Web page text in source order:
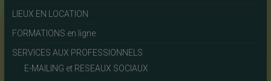
LIEUX EN LOCATION
FORMATIONS en ligne
SERVICES AUX PROFESSIONNELS
E-MAILING et RESEAUX SOCIAUX